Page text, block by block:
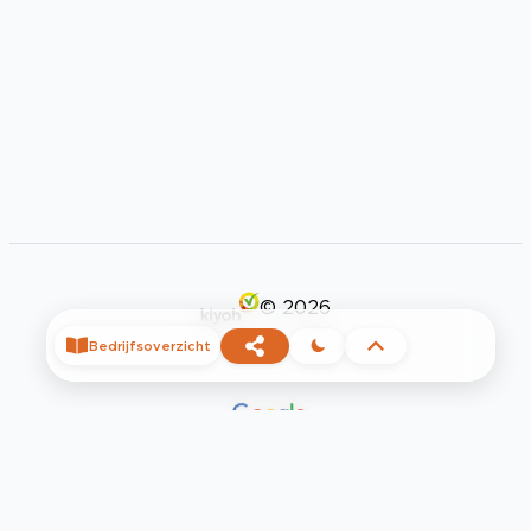
© 2026
Bedrijfsoverzicht